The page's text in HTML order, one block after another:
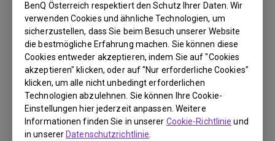
BenQ Österreich respektiert den Schutz Ihrer Daten. Wir
verwenden Cookies und ähnliche Technologien, um
sicherzustellen, dass Sie beim Besuch unserer Website
die bestmögliche Erfahrung machen. Sie können diese
Cookies entweder akzeptieren, indem Sie auf "Cookies
akzeptieren" klicken, oder auf "Nur erforderliche Cookies"
klicken, um alle nicht unbedingt erforderlichen
Technologien abzulehnen. Sie können Ihre Cookie-
Einstellungen hier jederzeit anpassen. Weitere
Informationen finden Sie in unserer Cookie-Richtlinie und
in unserer Datenschutzrichtlinie
Du kannst auch hier
einkaufen
Geschäfte finden
OSD-Sprache
Arabic; Chinese
(simplified);
Chinese
(traditional);
Czech; German;
English; French;
Hungarian; Italian;
Japanese; Korean;